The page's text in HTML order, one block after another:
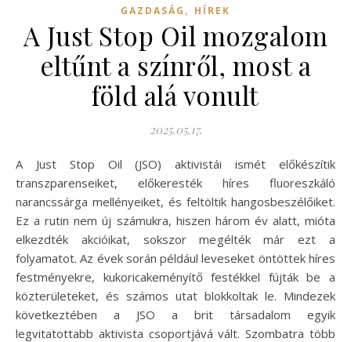
GAZDASÁG , HÍREK
A Just Stop Oil mozgalom
eltűnt a színről, most a
föld alá vonult
2025.05.17.
A Just Stop Oil (JSO) aktivistái ismét előkészítik
transzparenseiket, előkeresték híres fluoreszkáló
narancssárga mellényeiket, és feltöltik hangosbeszélőiket.
Ez a rutin nem új számukra, hiszen három év alatt, mióta
elkezdték akcióikat, sokszor megélték már ezt a
folyamatot. Az évek során például leveseket öntöttek híres
festményekre, kukoricakeményítő festékkel fújták be a
közterületeket, és számos utat blokkoltak le. Mindezek
következtében a JSO a brit társadalom egyik
legvitatottabb aktivista csoportjává vált. Szombatra több